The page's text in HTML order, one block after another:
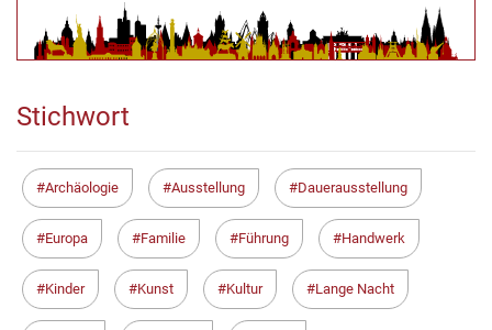
Stichwort
Archäologie Ausstellung Dauerausstellung
Europa Familie Führung Handwerk
Kinder Kunst Kultur Lange Nacht